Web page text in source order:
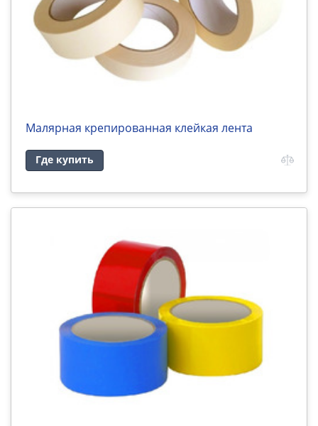
Малярная крепированная клейкая лента
Где купить